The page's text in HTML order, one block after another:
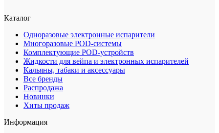
Каталог
Одноразовые электронные испарители
Многоразовые POD-системы
Комплектующие POD-устройств
Жидкости для вейпа и электронных испарителей
Кальяны, табаки и аксессуары
Все бренды
Распродажа
Новинки
Хиты продаж
Информация